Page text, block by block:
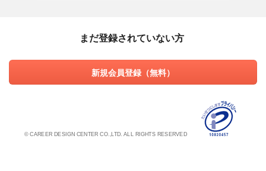
まだ登録されていない方
新規会員登録（無料）
© CAREER DESIGN CENTER CO.,LTD. ALL RIGHTS RESERVED